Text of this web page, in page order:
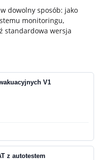
dowolny sposób: jako
monitoringu,
standardowa wersja
V1
z autotestem